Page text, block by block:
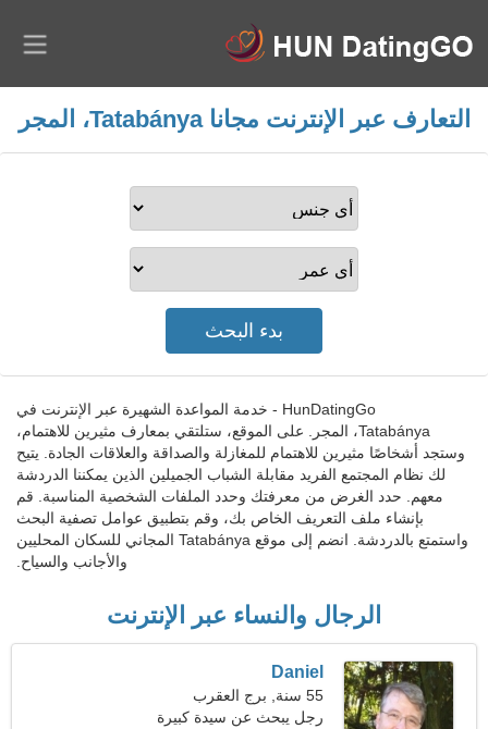
التعارف عبر الإنترنت مجانا Tatabánya، المجر
HunDatingGo - خدمة المواعدة الشهيرة عبر الإنترنت في
Tatabánya، المجر. على الموقع، ستلتقي بمعارف مثيرين للاهتمام،
وستجد أشخاصًا مثيرين للاهتمام للمغازلة والصداقة والعلاقات الجادة. يتيح
لك نظام المجتمع الفريد مقابلة الشباب الجميلين الذين يمكننا الدردشة
معهم. حدد الغرض من معرفتك وحدد الملفات الشخصية المناسبة. قم
بإنشاء ملف التعريف الخاص بك، وقم بتطبيق عوامل تصفية البحث
واستمتع بالدردشة. انضم إلى موقع Tatabánya المجاني للسكان المحليين
والأجانب والسياح.
الرجال والنساء عبر الإنترنت
Daniel
55 سنة, برج العقرب
رجل يبحث عن سيدة كبيرة